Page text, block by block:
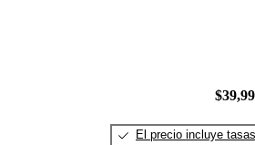
El precio incluye tasas